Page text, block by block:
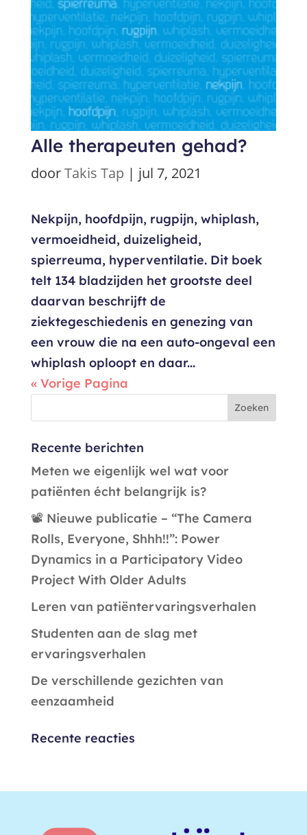
Alle therapeuten gehad?
doorTakis Tap | jul 7, 2021
Nekpijn, hoofdpijn, rugpijn, whiplash,
vermoeidheid, duizeligheid,
spierreuma, hyperventilatie. Dit boek
telt 134 bladzijden het grootste deel
daarvan beschrijft de
ziektegeschiedenis en genezing van
een vrouw die na een auto-ongeval een
whiplash oploopt en daar...
« Vorige Pagina
Recente berichten
Meten we eigenlijk wel wat voor
patiënten écht belangrijk is?
📽️ Nieuwe publicatie – “The Camera
Rolls, Everyone, Shhh!!”: Power
Dynamics in a Participatory Video
Project With Older Adults
Leren van patiëntervaringsverhalen
Studenten aan de slag met
ervaringsverhalen
De verschillende gezichten van
eenzaamheid
Recente reacties